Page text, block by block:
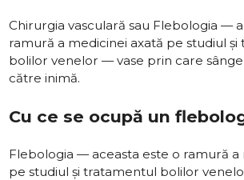
Chirurgia vasculară sau Flebologia —
ramură a medicinei axată pe studiul
bolilor venelor — vase prin care
către inimă.
Cu ce se ocupă un
Flebologia — aceasta este o ramură a
pe studiul și tratamentul bolilor